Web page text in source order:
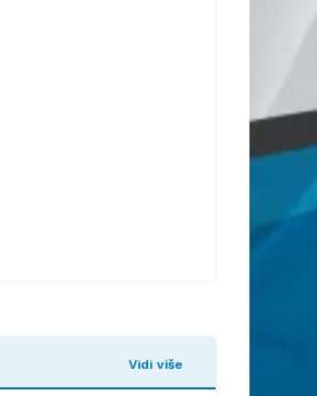
Vidi više